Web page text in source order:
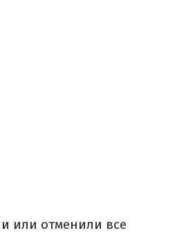
или отменили все